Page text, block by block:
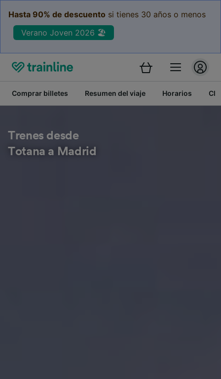
Hasta 90% de descuento si tienes 30 años o menos
Verano Joven 2026 🏖️
Comprar billetes Resumen del viaje Horarios
Trenes desde
Totana a Madrid